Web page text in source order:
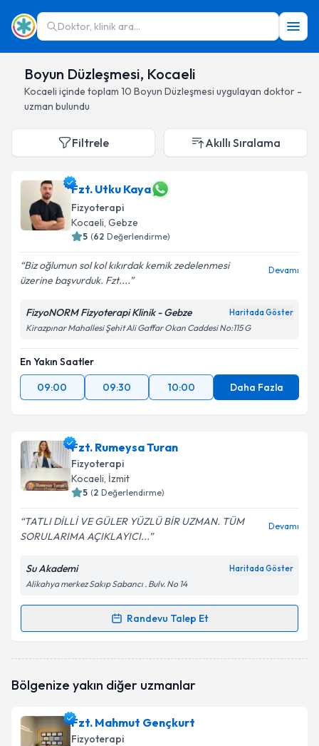
Doktor, klinik ara...
Boyun Düzleşmesi, Kocaeli
Kocaeli içinde toplam 10 Boyun Düzleşmesi uygulayan doktor -
uzman bulundu
Filtrele Akıllı Sıralama
Fzt. Utku Kaya
Fizyoterapi
Kocaeli, Gebze
5 (62 Değerlendirme)
Biz oğlumun sol kol kıkırdak kemik zedelenmesi
üzerine başvurduk. Fzt....
Devamı
FizyoNORM Fizyoterapi Klinik - Gebze Haritada Göster
Kirazpınar Mahallesi Şehit Ali Gaffar Okan Caddesi No:115 G
En Yakın Saatler
09:00
09:30 10:00 Daha Fazla
Fzt. Rumeysa Turan
Fizyoterapi
Kocaeli, İzmit
5 (2 Değerlendirme)
TATLI DİLLİ VE GÜLER YÜZLÜ BİR UZMAN. TÜM
SORULARIMA AÇIKLAYICI...
Devamı
Su Akademi Haritada Göster
Alikahya merkez Sakıp Sabancı . Bulv. No 14
Randevu Talep Et
Randevu Takvimi Talebi
oluşturun. Size bu uzmandan randevu almanız için bir
E-posta Adresiniz
Bölgenize yakın diğer uzmanlar
Fzt. Mahmut Gençkurt
Fizyoterapi